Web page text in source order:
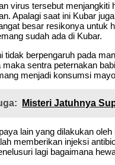
virus tersebut menjangkiti
Apalagi saat ini Kubar
besar resikonya untuk
sudah ada di Kubar.
tidak berpengaruh pada
maka sentra peternakan
menjadi konsumsi
Misteri Jatuhnya
lain yang dilakukan
memberikan injeksi
lagi bagaimana